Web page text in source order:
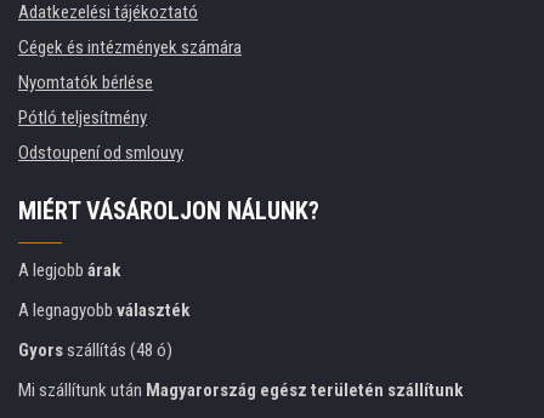
Adatkezelési tájékoztató
Cégek és intézmények számára
Nyomtatók bérlése
Pótló teljesítmény
Odstoupení od smlouvy
MIÉRT VÁSÁROLJON NÁLUNK?
A legjobb árak
A legnagyobb választék
Gyorsszállítás (48 ó)
Mi szállítunk után Magyarország egész területén szállítunk